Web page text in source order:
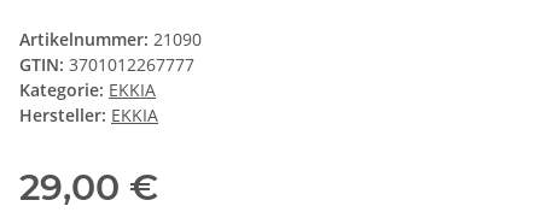
Artikelnummer: 21090
GTIN: 3701012267777
Kategorie: EKKIA
Hersteller: EKKIA
29,00 €